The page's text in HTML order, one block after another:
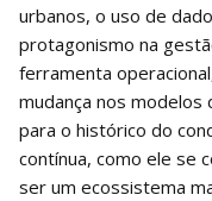
urbanos, o uso de
protagonismo na
ferramenta
mudança nos modelos
para o histórico do
contínua, como ele se
ser um ecossistema